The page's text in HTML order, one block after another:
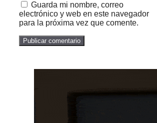
Guarda mi nombre, correo
electrónico y web en este navegador
para la próxima vez que comente.